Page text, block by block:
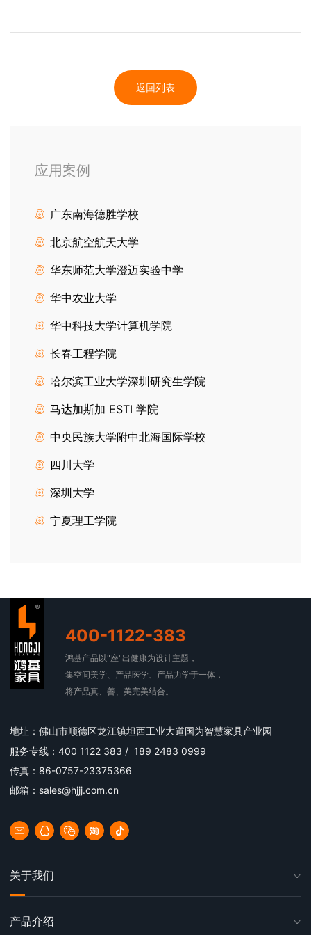
返回列表
应用案例
广东南海德胜学校
北京航空航天大学
华东师范大学澄迈实验中学
华中农业大学
华中科技大学计算机学院
长春工程学院
哈尔滨工业大学深圳研究生学院
马达加斯加 ESTI 学院
中央民族大学附中北海国际学校
四川大学
深圳大学
宁夏理工学院
400-1122-383
鸿基产品以"座"出健康为设计主题，
集空间美学、产品医学、产品力学于一体，
将产品真、善、美完美结合。
地址：佛山市顺德区龙江镇坦西工业大道国为智慧家具产业园
服务专线：400 1122 383 / 189 2483 0999
传真：86-0757-23375366
邮箱：sales@hjjj.com.cn
关于我们
产品介绍